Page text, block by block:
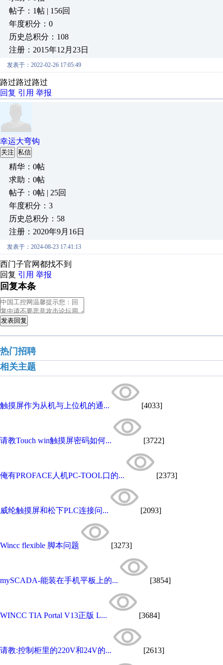
帖子：1帖 | 156回
年度积分：0
历史总积分：108
注册：2015年12月23日
发表于：2022-02-26 17:05:49
路过路过路过
回复 引用 举报
幸运大弯钩
关注 私信
精华：0帖
求助：0帖
帖子：0帖 | 25回
年度积分：3
历史总积分：58
注册：2020年9月16日
发表于：2024-08-23 17:41:13
西门子官网都找不到
回复 引用 举报
回复本条
发表回复
热门招聘
相关主题
触摸屏作为从机与上位机的通... [4033]
请教Touch win触摸屏密码如何... [3722]
俺有PROFACE人机PC-TOOL口的... [2373]
威纶触摸屏和松下PLC连接问... [2093]
Wincc flexible 脚本问题 [3273]
mySCADA-能装在手机平板上的... [3854]
WINCC TIA Portal V13正版 L... [3684]
请教:控制柜里的220V和24V的... [2613]